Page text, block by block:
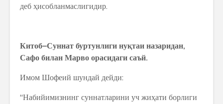
деб ҳисобланмаслигидир.
Китоб–Суннат буртунлиги нуқтаи назаридан,
Сафо билан Марво орасидаги саъй.
Имом Шофеий шундай дейди:
“Набийимизнинг суннатларини уч жиҳати борлиги